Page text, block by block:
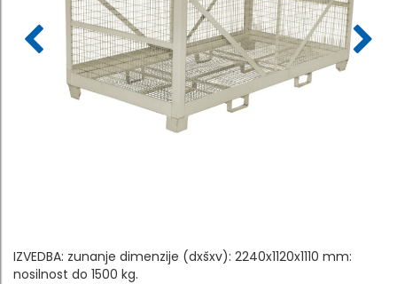
IZVEDBA: zunanje dimenzije (dxšxv): 2240x1120x1110 mm:
nosilnost do 1500 kg.